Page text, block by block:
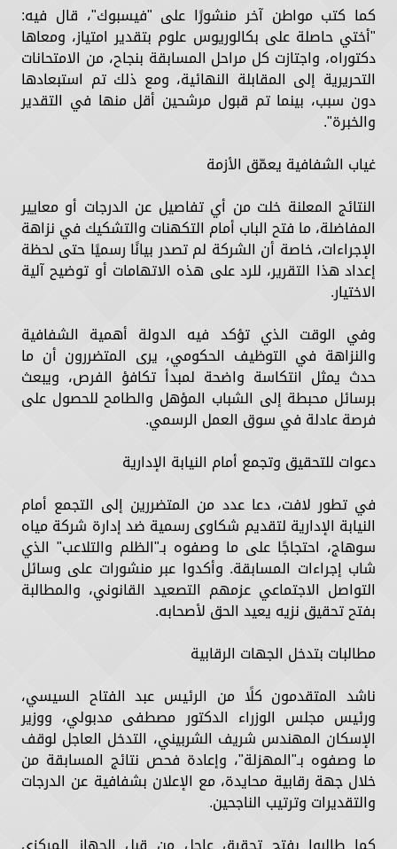
كما كتب مواطن آخر منشورًا على "فيسبوك"، قال فيه:
"أختي حاصلة على بكالوريوس علوم بتقدير امتياز، ومعاها
دكتوراه، واجتازت كل مراحل المسابقة بنجاح، من الامتحانات
التحريرية إلى المقابلة النهائية، ومع ذلك تم استبعادها
دون سبب، بينما تم قبول مرشحين أقل منها في التقدير
والخبرة".
غياب الشفافية يعمّق الأزمة
النتائج المعلنة خلت من أي تفاصيل عن الدرجات أو معايير
المفاضلة، ما فتح الباب أمام التكهنات والتشكيك في نزاهة
الإجراءات، خاصة أن الشركة لم تصدر بيانًا رسميًا حتى لحظة
إعداد هذا التقرير، للرد على هذه الاتهامات أو توضيح آلية
الاختيار.
وفي الوقت الذي تؤكد فيه الدولة أهمية الشفافية
والنزاهة في التوظيف الحكومي، يرى المتضررون أن ما
حدث يمثل انتكاسة واضحة لمبدأ تكافؤ الفرص، ويبعث
برسائل محبطة إلى الشباب المؤهل والطامح للحصول على
فرصة عادلة في سوق العمل الرسمي.
دعوات للتحقيق وتجمع أمام النيابة الإدارية
في تطور لافت، دعا عدد من المتضررين إلى التجمع أمام
النيابة الإدارية لتقديم شكاوى رسمية ضد إدارة شركة مياه
سوهاج، احتجاجًا على ما وصفوه بـ"الظلم والتلاعب" الذي
شاب إجراءات المسابقة. وأكدوا عبر منشورات على وسائل
التواصل الاجتماعي عزمهم التصعيد القانوني، والمطالبة
بفتح تحقيق نزيه يعيد الحق لأصحابه.
مطالبات بتدخل الجهات الرقابية
ناشد المتقدمون كلًا من الرئيس عبد الفتاح السيسي،
ورئيس مجلس الوزراء الدكتور مصطفى مدبولي، ووزير
الإسكان المهندس شريف الشربيني، التدخل العاجل لوقف
ما وصفوه بـ"المهزلة"، وإعادة فحص نتائج المسابقة من
خلال جهة رقابية محايدة، مع الإعلان بشفافية عن الدرجات
والتقديرات وترتيب الناجحين.